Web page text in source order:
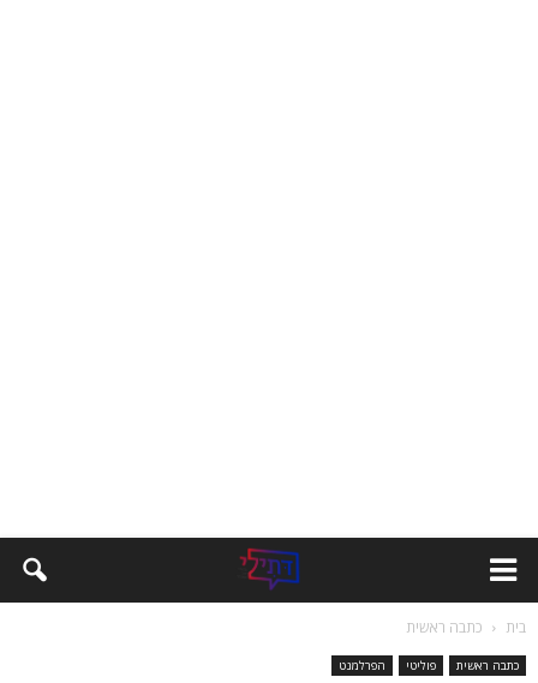
בית כתבה ראשית
כתבה ראשית פוליטי הפרלמנט